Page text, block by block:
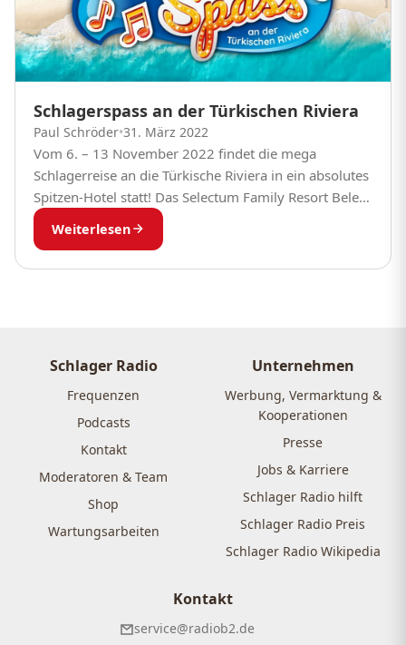
Schlagerspass an der Türkischen Riviera
Paul Schröder•31. März 2022
Vom 6. – 13 November 2022 findet die mega
Schlagerreise an die Türkische Riviera in ein absolutes
Spitzen-Hotel statt! Das Selectum Family Resort Belek
bietet Platz für mehr als 1000...
Weiterlesen
Schlager Radio
Frequenzen
Podcasts
Kontakt
Moderatoren & Team
Shop
Wartungsarbeiten
Unternehmen
Werbung, Vermarktung &
Kooperationen
Presse
Jobs & Karriere
Schlager Radio hilft
Schlager Radio Preis
Schlager Radio Wikipedia
Kontakt
service@radiob2.de